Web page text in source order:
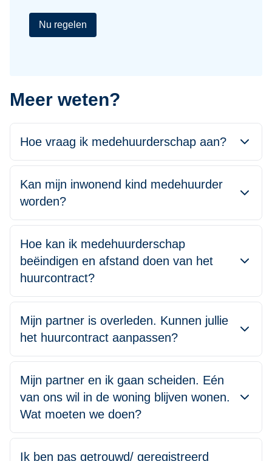
Nu regelen
Meer weten?
Hoe vraag ik medehuurderschap aan?
Kan mijn inwonend kind medehuurder
worden?
Hoe kan ik medehuurderschap
beëindigen en afstand doen van het
huurcontract?
Mijn partner is overleden. Kunnen jullie
het huurcontract aanpassen?
Mijn partner en ik gaan scheiden. Eén
van ons wil in de woning blijven wonen.
Wat moeten we doen?
Ik ben pas getrouwd/ geregistreerd